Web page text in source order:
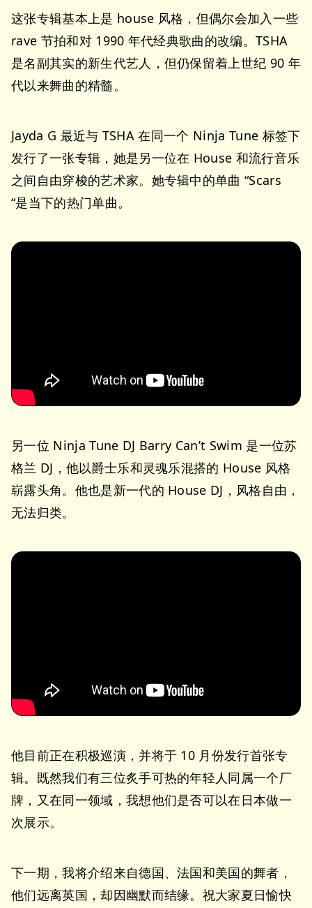
这张专辑基本上是 house 风格，但偶尔会加入一些
rave 节拍和对 1990 年代经典歌曲的改编。TSHA
是名副其实的新生代艺人，但仍保留着上世纪 90 年
代以来舞曲的精髓。
Jayda G 最近与 TSHA 在同一个 Ninja Tune 标签下
发行了一张专辑，她是另一位在 House 和流行音乐
之间自由穿梭的艺术家。她专辑中的单曲 “Scars
“是当下的热门单曲。
另一位 Ninja Tune DJ Barry Can’t Swim 是一位苏
格兰 DJ，他以爵士乐和灵魂乐混搭的 House 风格
崭露头角。他也是新一代的 House DJ，风格自由，
无法归类。
他目前正在积极巡演，并将于 10 月份发行首张专
辑。既然我们有三位炙手可热的年轻人同属一个厂
牌，又在同一领域，我想他们是否可以在日本做一
次展示。
下一期，我将介绍来自德国、法国和美国的舞者，
他们远离英国，却因幽默而结缘。祝大家夏日愉快